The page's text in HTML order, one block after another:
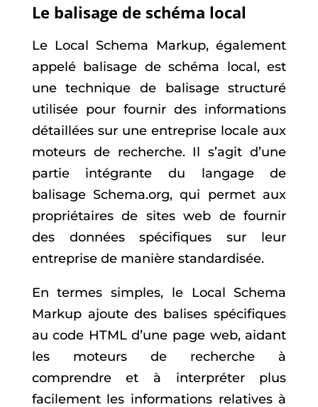
Le balisage de schéma local
Le Local Schema Markup, également
appelé balisage de schéma local, est
une technique de balisage structuré
utilisée pour fournir des informations
détaillées sur une entreprise locale aux
moteurs de recherche. Il s’agit d’une
partie intégrante du langage de
balisage Schema.org, qui permet aux
propriétaires de sites web de fournir
des données spécifiques sur leur
entreprise de manière standardisée.
En termes simples, le Local Schema
Markup ajoute des balises spécifiques
au code HTML d’une page web, aidant
les moteurs de recherche à
comprendre et à interpréter plus
facilement les informations relatives à